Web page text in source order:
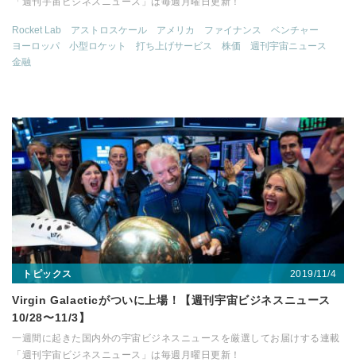
Rocket Lab アストロスケール アメリカ ファイナンス
ベンチャー
ヨーロッパ
小型ロケット 打ち上げサービス 株価
週刊宇宙ニュース
金融
トピックス 2019/11/4
Virgin Galacticがついに上場！【週刊宇宙ビジネスニュース
10/28〜11/3】
一週間に起きた国内外の宇宙ビジネスニュースを厳選してお届けする連載
「週刊宇宙ビジネスニュース」は毎週月曜日更新！